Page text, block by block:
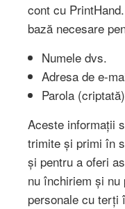
cont cu
bază necesare
Numele dvs.
Adresa de e-
Parola (criptată)
Aceste informații
trimite și primi în
și pentru a oferi
nu închiriem și
personale cu terți